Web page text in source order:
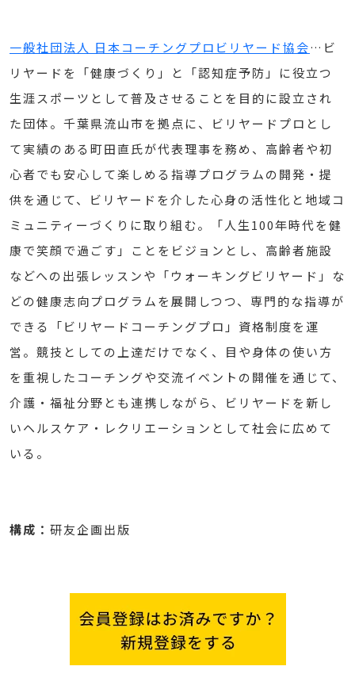
一般社団法人 日本コーチングプロビリヤード協会…ビ
リヤードを「健康づくり」と「認知症予防」に役立つ
生涯スポーツとして普及させることを目的に設立され
た団体。千葉県流山市を拠点に、ビリヤードプロとし
て実績のある町田直氏が代表理事を務め、高齢者や初
心者でも安心して楽しめる指導プログラムの開発・提
供を通じて、ビリヤードを介した心身の活性化と地域コ
ミュニティーづくりに取り組む。「人生100年時代を健
康で笑顔で過ごす」ことをビジョンとし、高齢者施設
などへの出張レッスンや「ウォーキングビリヤード」な
どの健康志向プログラムを展開しつつ、専門的な指導が
できる「ビリヤードコーチングプロ」資格制度を運
営。競技としての上達だけでなく、目や身体の使い方
を重視したコーチングや交流イベントの開催を通じて、
介護・福祉分野とも連携しながら、ビリヤードを新し
いヘルスケア・レクリエーションとして社会に広めて
いる。
構成： 研友企画出版